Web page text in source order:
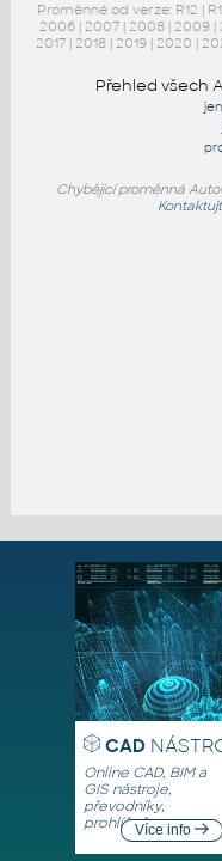
Proměnné od verze: R12 |
2006 | 2007 | 2008 | 2009 |
2017 | 2018 | 2019 | 2020 |
Přehled všech
Chybějící proměnná
CAD
Online CAD, BIM a
GIS nástroje,
převodníky,
prohlížečeVíce info